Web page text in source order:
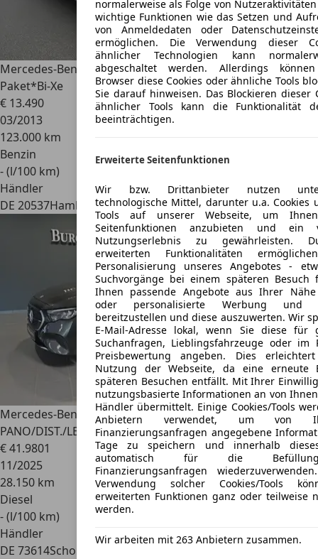
Mercedes-Benz E 200CGI BlueEfficiency*AMG Styling-
Paket*Bi-Xe
€ 13.490
03/2013
123.000 km
Benzin
- (l/100 km)
Händler
DE 20537Hamburg
Mercedes-Benz E 220d Limousine
PANO/DIST./LED/RFK/KEYL./SHZ
€ 41.9801
11/2025
28.150 km
Diesel
- (l/100 km)
Händler
DE 73614Schorndorf
normalerweise als Folge von
wichtige Funktionen wie das Setzen und
von Anmeldedaten oder
ermöglichen. Die Verwendung dieser
ähnlicher Technologien kann
abgeschaltet werden. Allerdings
Browser diese Cookies oder ähnliche Tools
Sie darauf hinweisen. Das Blockieren dieser
ähnlicher Tools kann die Funktionalität
beeinträchtigen.
Erweiterte Seitenfunktionen
Wir bzw. Drittanbieter nutzen
technologische Mittel, darunter u.a. Cookies
Tools auf unserer Webseite, um
Seitenfunktionen anzubieten und ein
Nutzungserlebnis zu gewährleisten.
erweiterten Funktionalitäten
Personalisierung unseres Angebotes -
Suchvorgänge bei einem späteren Besuch
Ihnen passende Angebote aus Ihrer Nähe
oder personalisierte Werbung und
bereitzustellen und diese auszuwerten. Wir
E-Mail-Adresse lokal, wenn Sie diese für
Suchanfragen, Lieblingsfahrzeuge oder im
Preisbewertung angeben. Dies
Nutzung der Webseite, da eine erneute
späteren Besuchen entfällt. Mit Ihrer
nutzungsbasierte Informationen an von
Händler übermittelt. Einige Cookies/Tools
Anbietern verwendet, um von
Finanzierungsanfragen angegebene
Tage zu speichern und innerhalb
automatisch für die
Finanzierungsanfragen
Verwendung solcher Cookies/Tools
erweiterten Funktionen ganz oder teilweise
werden.
Wir arbeiten mit 263 Anbietern zusammen.